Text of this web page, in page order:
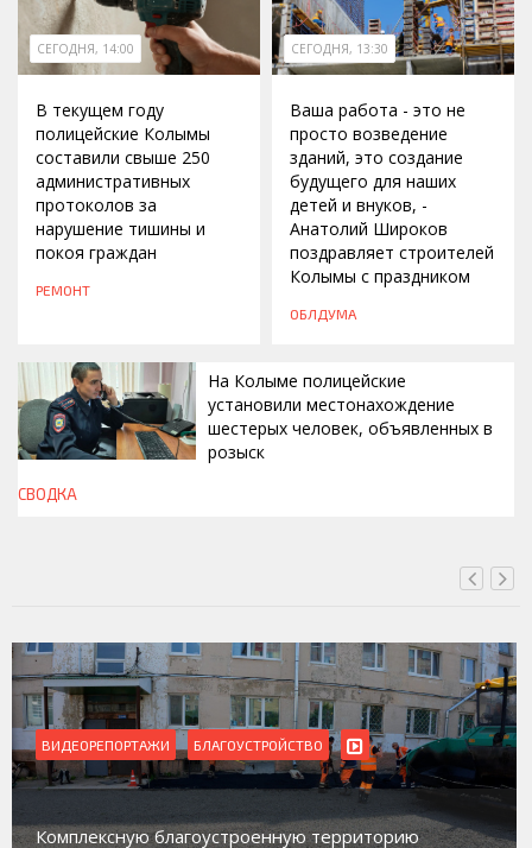
СЕГОДНЯ, 14:00
В текущем году
полицейские Колымы
составили свыше 250
административных
протоколов за
нарушение тишины и
покоя граждан
РЕМОНТ
СЕГОДНЯ, 13:30
Ваша работа - это не
просто возведение
зданий, это создание
будущего для наших
детей и внуков, -
Анатолий Широков
поздравляет строителей
Колымы с праздником
ОБЛДУМА
СЕГОДНЯ, 13:00
На Колыме полицейские
установили местонахождение
шестерых человек, объявленных в
розыск
СВОДКА
ВИДЕОРЕПОРТАЖИ БЛАГОУСТРОЙСТВО
Комплексную благоустроенную территорию